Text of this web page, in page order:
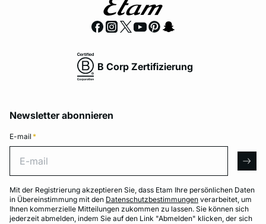
B Corp Zertifizierung
Newsletter abonnieren
E-mail *
Mit der Registrierung akzeptieren Sie, dass Etam Ihre persönlichen Daten
in Übereinstimmung mit den Datenschutzbestimmungen verarbeitet, um
Ihnen kommerzielle Mitteilungen zukommen zu lassen. Sie können sich
jederzeit abmelden, indem Sie auf den Link "Abmelden" klicken, der sich